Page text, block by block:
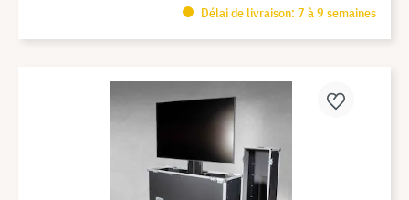
Délai de livraison: 7 à 9 semaines